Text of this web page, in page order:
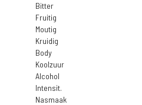
Bitter
Fruitig
Moutig
Kruidig
Body
Koolzuur
Alcohol
Intensit.
Nasmaak